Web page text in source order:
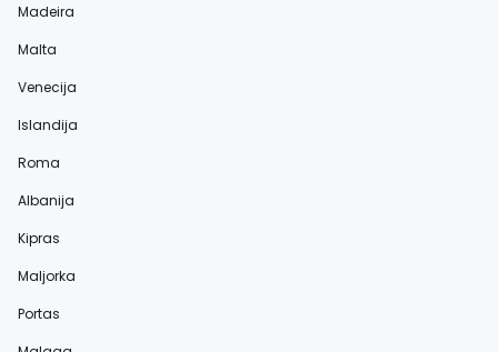
Madeira
Malta
Venecija
Islandija
Roma
Albanija
Kipras
Maljorka
Portas